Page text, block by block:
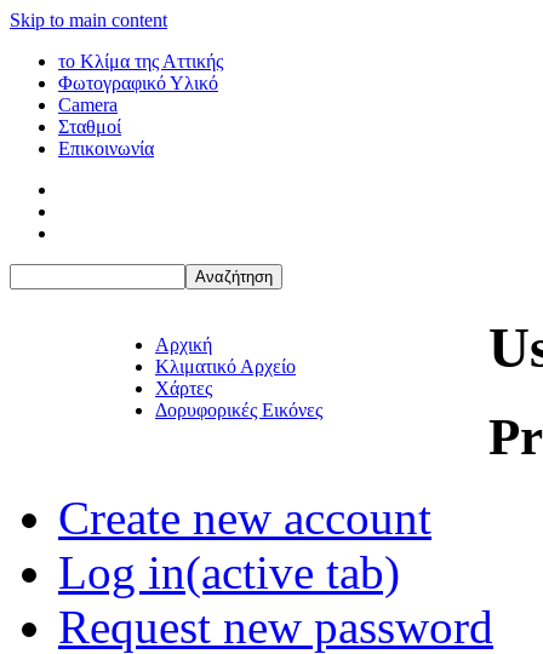
Skip to main content
το Κλίμα της Αττικής
Φωτογραφικό Υλικό
Camera
Σταθμοί
Επικοινωνία
Αρχική
Κλιματικό Αρχείο
Χάρτες
Δορυφορικές Εικόνες
Create new account
Log in(active tab)
Request new password